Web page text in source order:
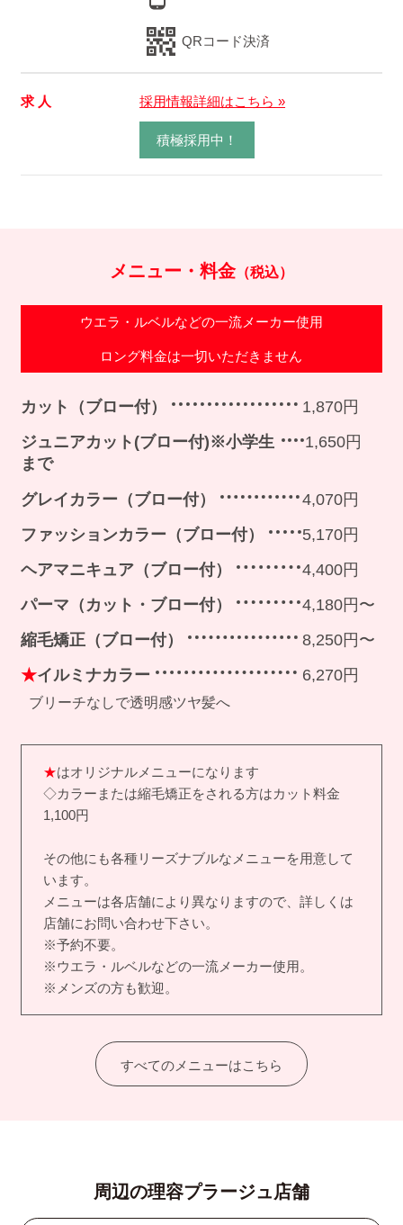
QRコード決済
求 人 採用情報詳細はこちら »
積極採用中！
メニュー・料金（税込）
ウエラ・ルベルなどの一流メーカー使用
ロング料金は一切いただきません
カット（ブロー付）
1,870円
ジュニアカット(ブロー付)※小学生
まで
1,650円
グレイカラー（ブロー付）
4,070円
ファッションカラー（ブロー付）
5,170円
ヘアマニキュア（ブロー付）
4,400円
パーマ（カット・ブロー付）
4,180円〜
縮毛矯正（ブロー付）
8,250円〜
★イルミナカラー 6,270円
ブリーチなしで透明感ツヤ髪へ
★はオリジナルメニューになります
◇カラーまたは縮毛矯正をされる方はカット料金
1,100円
その他にも各種リーズナブルなメニューを用意して
います。
メニューは各店舗により異なりますので、詳しくは
店舗にお問い合わせ下さい。
※予約不要。
※ウエラ・ルベルなどの一流メーカー使用。
※メンズの方も歓迎。
すべてのメニューはこちら
周辺の理容プラージュ店舗